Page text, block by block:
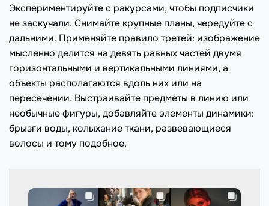
Экспериментируйте с ракурсами, чтобы подписчики
не заскучали. Снимайте крупные планы, чередуйте с
дальними. Применяйте правило третей: изображение
мысленно делится на девять равных частей двумя
горизонтальными и вертикальными линиями, а
объекты располагаются вдоль них или на
пересечении. Выстраивайте предметы в линию или
необычные фигуры, добавляйте элементы динамики:
брызги воды, колыхание ткани, развевающиеся
волосы и тому подобное.